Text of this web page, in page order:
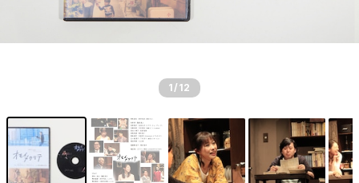
1 /12